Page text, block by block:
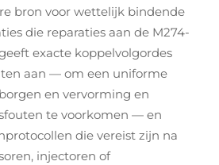
bron voor wettelijk bindende
die reparaties aan de M274-
exacte koppelvolgordes
aan — om een uniforme
en vervorming en
te voorkomen — en
die vereist zijn na
injectoren of